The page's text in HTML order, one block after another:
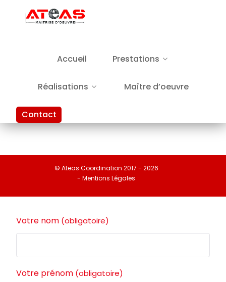
Accueil Prestations
Réalisations Maître d’oeuvre
Contact
© Ateas Coordination 2017 - 2026
- Mentions Légales
Votre nom (obligatoire)
Votre prénom (obligatoire)